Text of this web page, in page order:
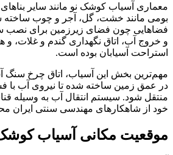
معماری آسیاب کوشک نو مانند سایر
بومی مانند خشت، گل، آجر و چوب ساخته
فضاهایی چون فضای زیرزمین برای نصب
و خروج آب، اتاق نگهداری گندم و غلات، و
استراحت آسیابان بوده است.
مهم‌ترین بخش این آسیاب، اتاق چرخ سنگ
در عمق زمین ساخته شده تا نیروی آب با
منتقل شود. سیستم انتقال آب به وسیله
خود از شاهکارهای مهندسی سنتی
موقعیت مکانی آسیاب